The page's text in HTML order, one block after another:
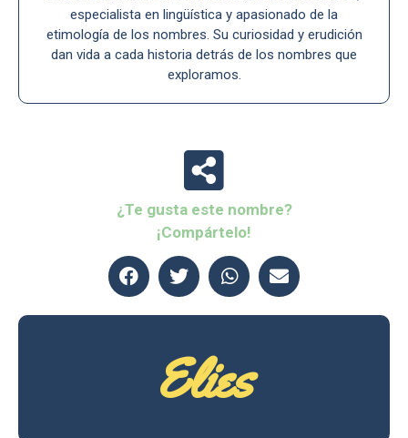
especialista en lingüística y apasionado de la
etimología de los nombres. Su curiosidad y erudición
dan vida a cada historia detrás de los nombres que
exploramos.
¿Te gusta este nombre?
¡Compártelo!
Elies